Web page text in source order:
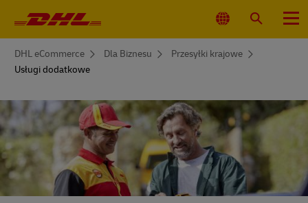
główna
Wybierz
lokalizacjęj
Wyszukaj
Menu
You
here
DHL eCommerce Dla Biznesu
Przesyłki krajowe
Usługi dodatkowe